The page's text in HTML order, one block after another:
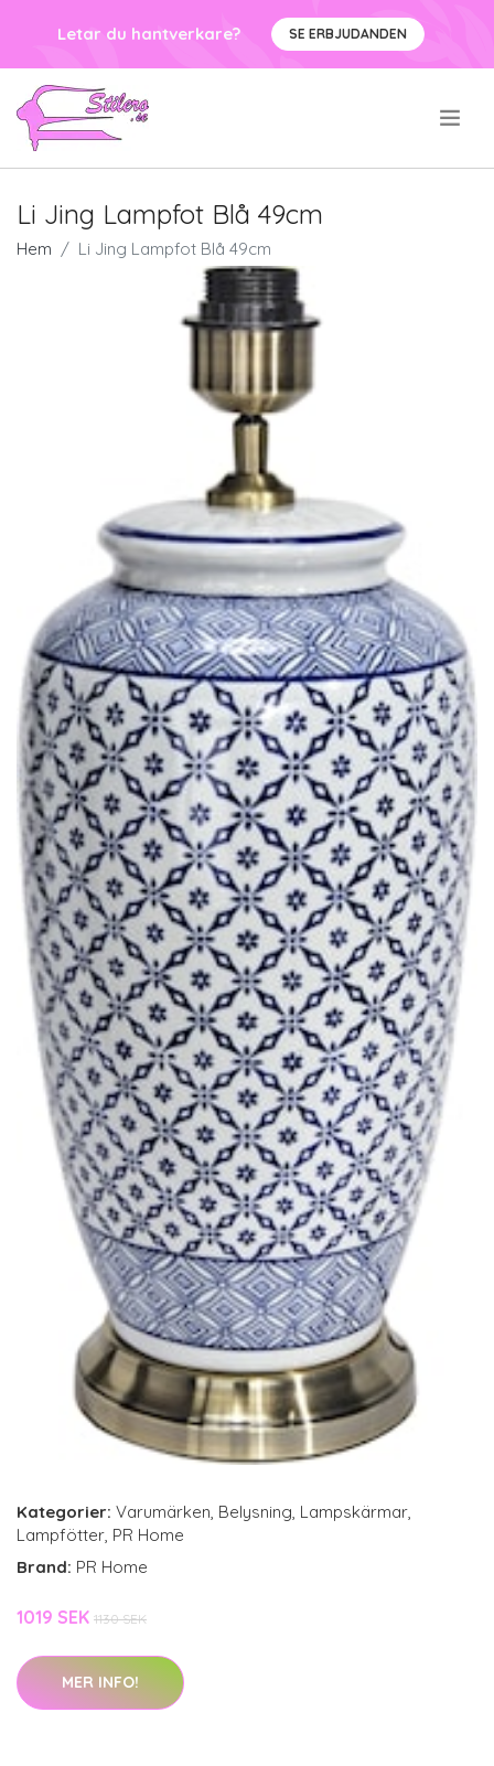
Letar du hantverkare? SE ERBJUDANDEN
Li Jing Lampfot Blå 49cm
Hem Li Jing Lampfot Blå 49cm
Kategorier: Varumärken, Belysning, Lampskärmar,
Lampfötter, PR Home
Brand: PR Home
1019 SEK 1130 SEK
MER INFO!